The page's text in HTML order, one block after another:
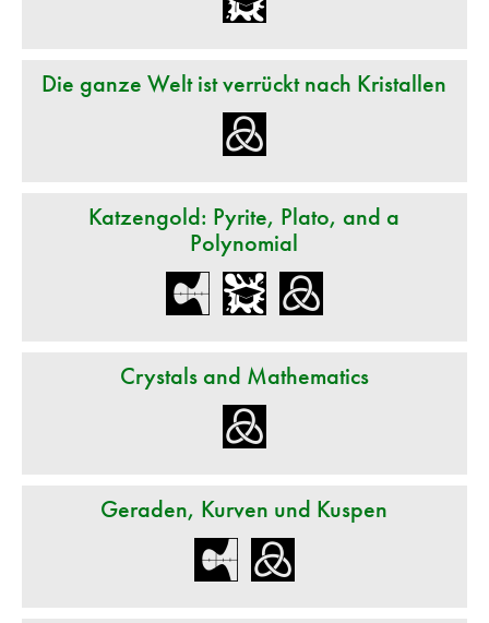
Die ganze Welt ist verrückt nach Kristallen
Katzengold: Pyrite, Plato, and a
Polynomial
Crystals and Mathematics
Geraden, Kurven und Kuspen